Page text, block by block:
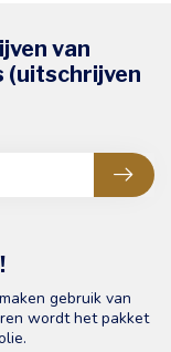
gebruik van
wordt het pakket
van
(uitschrijven